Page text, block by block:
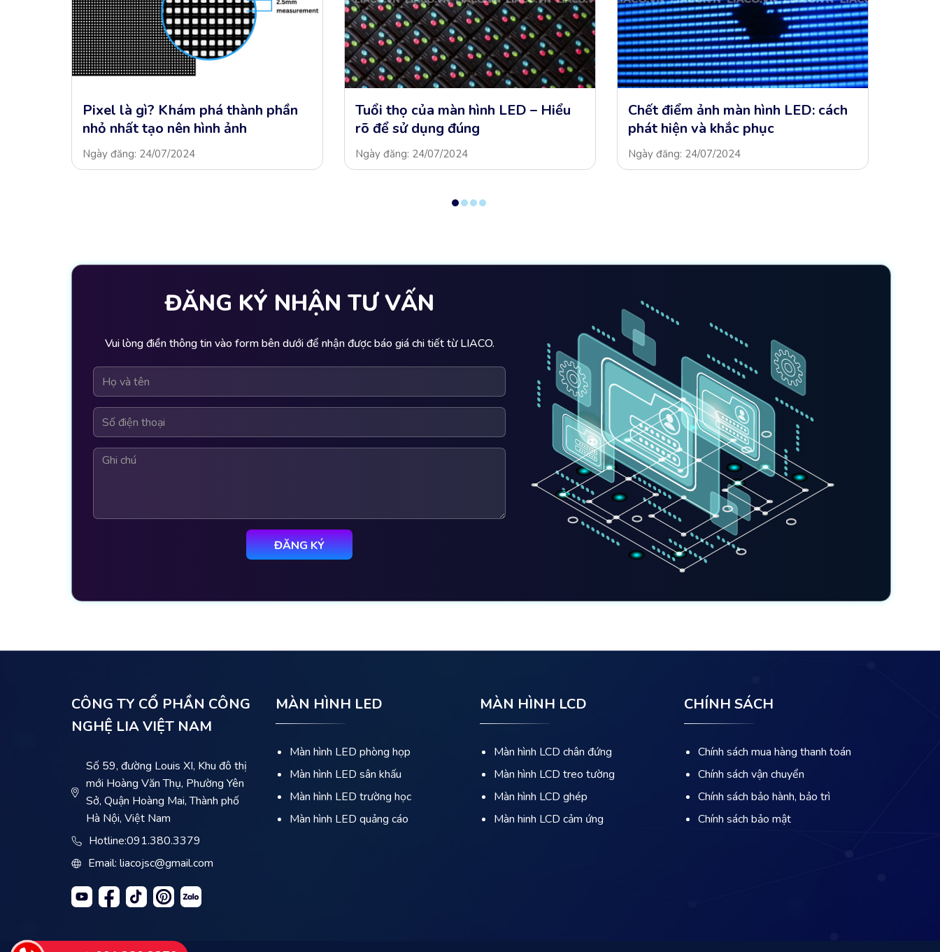
Pixel là gì? Khám phá thành phần
nhỏ nhất tạo nên hình ảnh
Ngày đăng: 24/07/2024
Tuổi thọ của màn hình LED – Hiểu
rõ để sử dụng đúng
Ngày đăng: 24/07/2024
Chết điểm ảnh màn hình LED: cách
phát hiện và khắc phục
Ngày đăng: 24/07/2024
ĐĂNG KÝ NHẬN TƯ VẤN
Vui lòng điền thông tin vào form bên dưới để nhận được báo giá chi tiết từ LIACO.
CÔNG TY CỔ PHẦN CÔNG
NGHỆ LIA VIỆT NAM
Số 59, đường Louis XI, Khu đô thị
mới Hoàng Văn Thụ, Phường Yên
Sở, Quận Hoàng Mai, Thành phố
Hà Nội, Việt Nam
Hotline:091.380.3379
Email: liacojsc@gmail.com
MÀN HÌNH LED
Màn hình LED phòng họp
Màn hình LED sân khấu
Màn hình LED trường học
Màn hình LED quảng cáo
MÀN HÌNH LCD
Màn hình LCD chân đứng
Màn hình LCD treo tường
Màn hình LCD ghép
Màn hinh LCD cảm ứng
CHÍNH SÁCH
Chính sách mua hàng thanh toán
Chính sách vận chuyển
Chính sách bảo hành, bảo trì
Chính sách bảo mật